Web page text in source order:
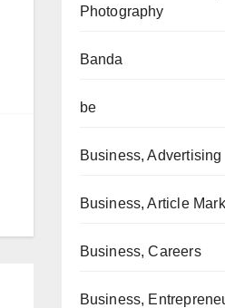
Photography
Banda
be
Business, Advertising
Business, Article
Business, Careers
Business,